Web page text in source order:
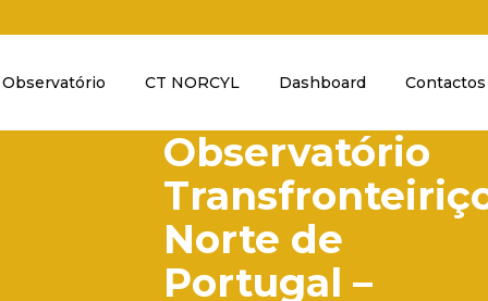
Observatório CT NORCYL Dashboard Contactos
Observatório
Norte de
Portugal –